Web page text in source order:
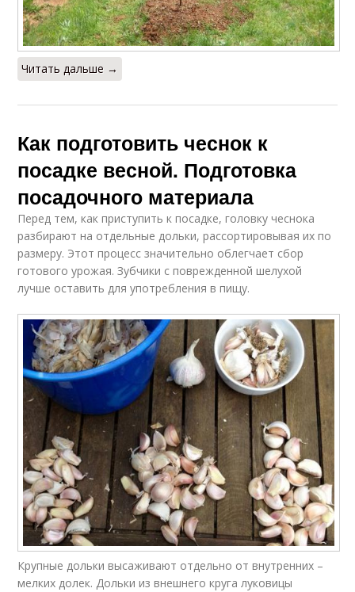
посадки
посадки
Читать дальше →
Как подготовить чеснок к
посадке весной. Подготовка
посадочного материала
Перед тем, как приступить к посадке, головку чеснока
разбирают на отдельные дольки, рассортировывая их по
размеру. Этот процесс значительно облегчает сбор
готового урожая. Зубчики с поврежденной шелухой
лучше оставить для употребления в пищу.
Крупные дольки высаживают отдельно от внутренних –
мелких долек. Дольки из внешнего круга луковицы